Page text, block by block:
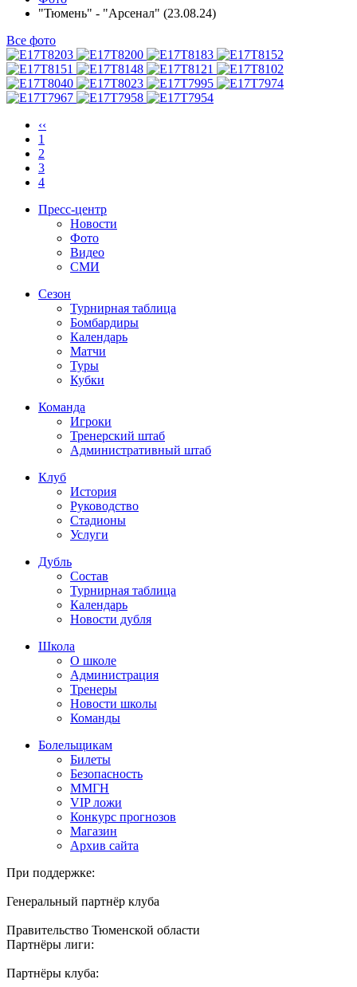
"Тюмень" - "Арсенал" (23.08.24)
Все фото
‹‹
1
2
3
4
Пресс-центр
Новости
Фото
Видео
СМИ
Сезон
Турнирная таблица
Бомбардиры
Календарь
Матчи
Туры
Кубки
Команда
Игроки
Тренерский штаб
Административный штаб
Клуб
История
Руководство
Стадионы
Услуги
Дубль
Состав
Турнирная таблица
Календарь
Новости дубля
Школа
О школе
Администрация
Тренеры
Новости школы
Команды
Болельщикам
Билеты
Безопасность
ММГН
VIP ложи
Конкурс прогнозов
Магазин
Архив сайта
При поддержке:
Генеральный партнёр клуба
Правительство Тюменской области
Партнёры лиги:
Партнёры клуба: